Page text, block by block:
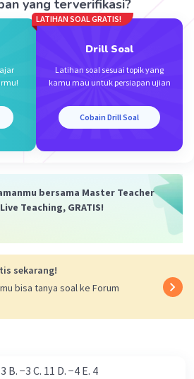
13:41
udah dijawab, sangat membantuu 😊
yang terverifikasi?
LATIHAN SOAL GRATIS!
Drill Soal
Latihan soal sesuai topik yang
kamu mau untuk persiapan ujian
Cobain Drill Soal
bersama Master Teacher
Teaching, GRATIS!
sekarang!
bisa tanya soal ke Forum
|−7+4|=… A. 3 B. −3 C. 11 D. −4 E. 4